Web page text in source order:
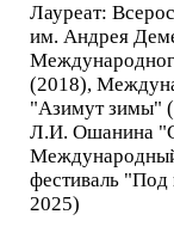
Лауреат:
им. Андрея
(2018),
"Азимут зимы"
Л.И. Ошанина
фестиваль
2025)